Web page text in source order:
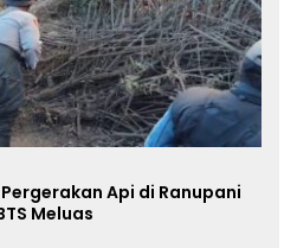
Api di Ranupani
Meluas